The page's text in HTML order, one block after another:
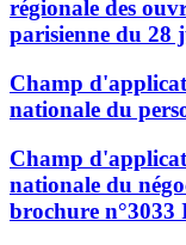
régionale des
parisienne du 28
Champ
nationale du
Champ
nationale du
brochure n°3033